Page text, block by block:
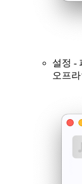
설정 -
오프